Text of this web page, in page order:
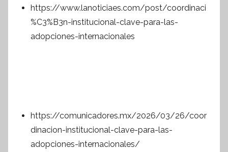
https://www.lanoticiaes.com/post/coordinaci
%C3%B3n-institucional-clave-para-las-
adopciones-internacionales
https://comunicadores.mx/2026/03/26/coor
dinacion-institucional-clave-para-las-
adopciones-internacionales/